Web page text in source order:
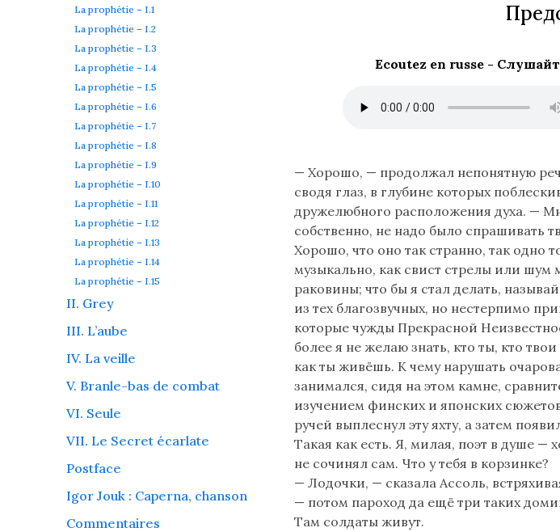
La prophétie – I.1
La prophétie – I.2
La prophétie – I.3
La prophétie – I.4
La prophétie – I.5
La prophétie – I.6
La prophétie – I.7
La prophétie – I.8
La prophétie – I.9
La prophétie – I.10
La prophétie – I.11
La prophétie – I.12
La prophétie – I.13
La prophétie – I.14
La prophétie – I.15
II. Grey
III. L’aube
IV. La veille
V. Branle-bas de combat
VI. Seule
VII. Le Secret écarlate
Postface
Igor Jouk : Caperna, chanson
Commentaires
Ecoutez en russe -
Lire
le
texte
en
russe
(flèche
bas)
-
disponible
seulement
si
votre
ordinateur
reconnaît
les
caractères
cyrilliques
Читайте
— Хорошо, — продолжал непонятную
сводя глаз, в глубине которых
дружелюбного расположения духа. —
собственно, не надо было спрашивать
Хорошо, что оно так странно, так одно
музыкально, как свист стрелы или шум
раковины; что бы я стал делать,
из тех благозвучных, но нестерпимо
которые чужды Прекрасной
более я не желаю знать, кто ты, кто
как ты живёшь. К чему нарушать
занимался, сидя на этом камне,
изучением финских и японских
ручей выплеснул эту яхту, а затем
Такая как есть. Я, милая, поэт в душе —
не сочинял сам. Что у тебя в корзинке?
— Лодочки, — сказала Ассоль,
— потом пароход да ещё три таких
Там солдаты живут.